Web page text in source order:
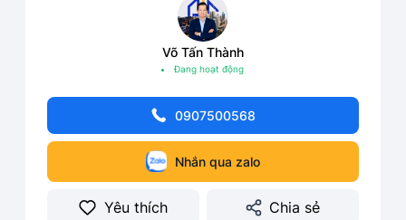
Võ Tấn Thành
Đang hoạt động
0907500568
Nhắn qua zalo
Yêu thích Chia sẻ